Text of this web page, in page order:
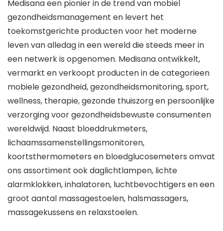
Medisana een pionier in de trend van mobiel
gezondheidsmanagement en levert het
toekomstgerichte producten voor het moderne
leven van alledag in een wereld die steeds meer in
een netwerk is opgenomen. Medisana ontwikkelt,
vermarkt en verkoopt producten in de categorieen
mobiele gezondheid, gezondheidsmonitoring, sport,
wellness, therapie, gezonde thuiszorg en persoonlijke
verzorging voor gezondheidsbewuste consumenten
wereldwijd. Naast bloeddrukmeters,
lichaamssamenstellingsmonitoren,
koortsthermometers en bloedglucosemeters omvat
ons assortiment ook daglichtlampen, lichte
alarmklokken, inhalatoren, luchtbevochtigers en een
groot aantal massagestoelen, halsmassagers,
massagekussens en relaxstoelen.